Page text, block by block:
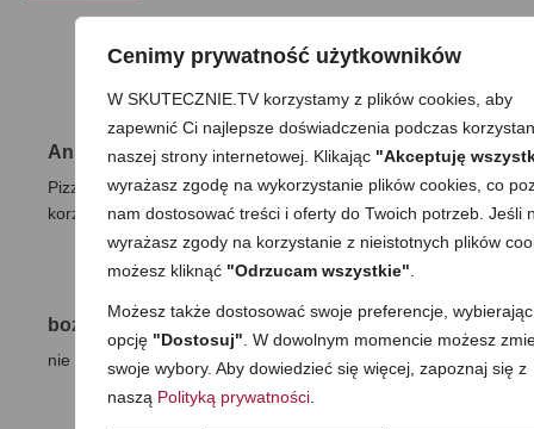
Cenimy prywatność użytkowników
W SKUTECZNIE.TV korzystamy z plików cookies, aby
zapewnić Ci najlepsze doświadczenia podczas
naszej strony internetowej. Klikając "Akceptuję
wyrażasz zgodę na wykorzystanie plików cookies, co
nam dostosować treści i oferty do Twoich potrzeb. Jeśli
wyrażasz zgody na korzystanie z nieistotnych plików
możesz kliknąć "Odrzucam wszystkie"
Możesz także dostosować swoje preferencje, wybierając
opcję "Dostosuj" . W dowolnym momencie możesz
swoje wybory. Aby dowiedzieć się więcej, zapoznaj się z
naszą Polityką prywatności.
21 komentarzy
Anna 25 stycznia 2019 Odpowiedz
Pizza jest po prostu rewelacyjna. Od niej zaczęłam a teraz
korzystam także z innych wspaniałych przepisów.
bozena 28 grudnia 2017 Odpowiedz
nie udala mi sie